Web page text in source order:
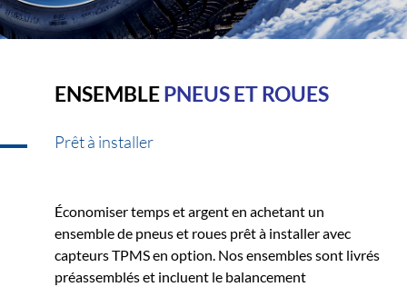
ENSEMBLEPNEUS ET ROUES
Prêt à installer
Économiser temps et argent en achetant un
ensemble de pneus et roues prêt à installer avec
capteurs TPMS en option. Nos ensembles sont livrés
préassemblés et incluent le balancement